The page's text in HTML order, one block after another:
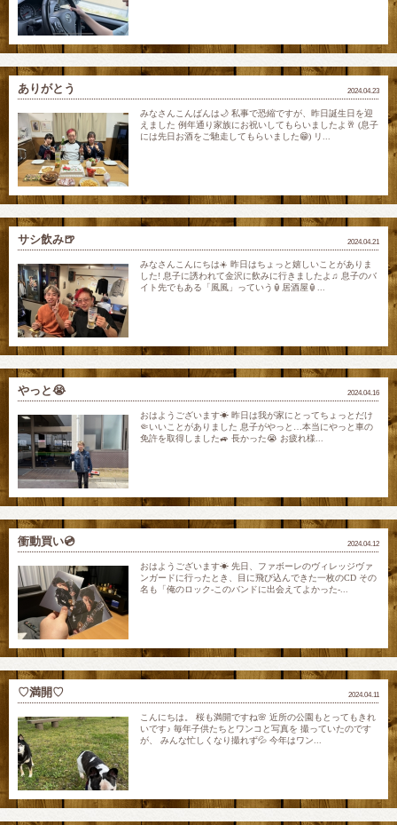
2024.04.23
ありがとう
みなさんこんばんは🌙 私事で恐縮ですが、昨日誕生日を迎
えました 例年通り家族にお祝いしてもらいましたよ🥂 (息子
には先日お酒をご馳走してもらいました😁) リ...
2024.04.21
サシ飲み🍺
みなさんこんにちは☀️ 昨日はちょっと嬉しいことがありま
した! 息子に誘われて金沢に飲みに行きましたよ♫ 息子のバ
イト先でもある「風風」っていう🏮居酒屋🏮...
2024.04.16
やっと😭
おはようございます☀ 昨日は我が家にとってちょっとだけ
🤏いいことがありました 息子がやっと…本当にやっと車の
免許を取得しました🚙 長かった😭 お疲れ様...
2024.04.12
衝動買い💿
おはようございます☀ 先日、ファボーレのヴィレッジヴァ
ンガードに行ったとき、目に飛び込んできた一枚のCD その
名も「俺のロック-このバンドに出会えてよかった-...
2024.04.11
♡満開♡
こんにちは。 桜も満開ですね🌸 近所の公園もとってもきれ
いです♪ 毎年子供たちとワンコと写真を 撮っていたのです
が、 みんな忙しくなり撮れず💦 今年はワン...